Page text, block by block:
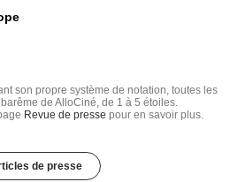
son propre système de notation, toutes les
de AlloCiné, de 1 à 5 étoiles.
Revue de presse pour en savoir plus.
de presse